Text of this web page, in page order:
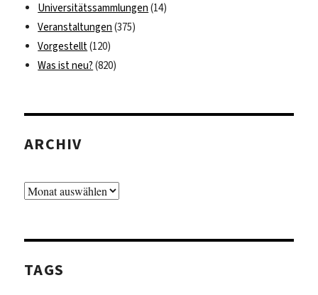
Universitätssammlungen (14)
Veranstaltungen (375)
Vorgestellt(120)
Was ist neu? (820)
ARCHIV
Archiv
TAGS